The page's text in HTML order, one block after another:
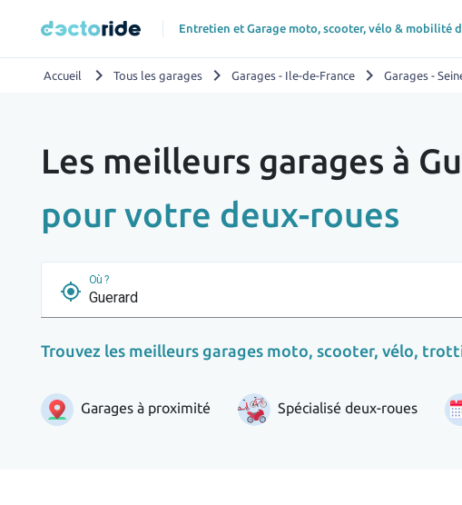
Entretien et Garage moto, scooter, vélo & mobilité
Accueil chevron_right Tous les garages chevron_right Garages - Ile-de-France chevron_right Garages -
Les meilleurs garages à
pour votre deux-roues
my_location
Où ?
Trouvez les meilleurs garages moto, scooter, vélo,
Garages à proximité Spécialisé deux-roues